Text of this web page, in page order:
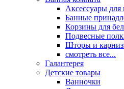
Аксессуары
Банные
Корзины для
Подвесные
Шторы и
смотреть все...
Галантерея
Детские товары
Ванночки